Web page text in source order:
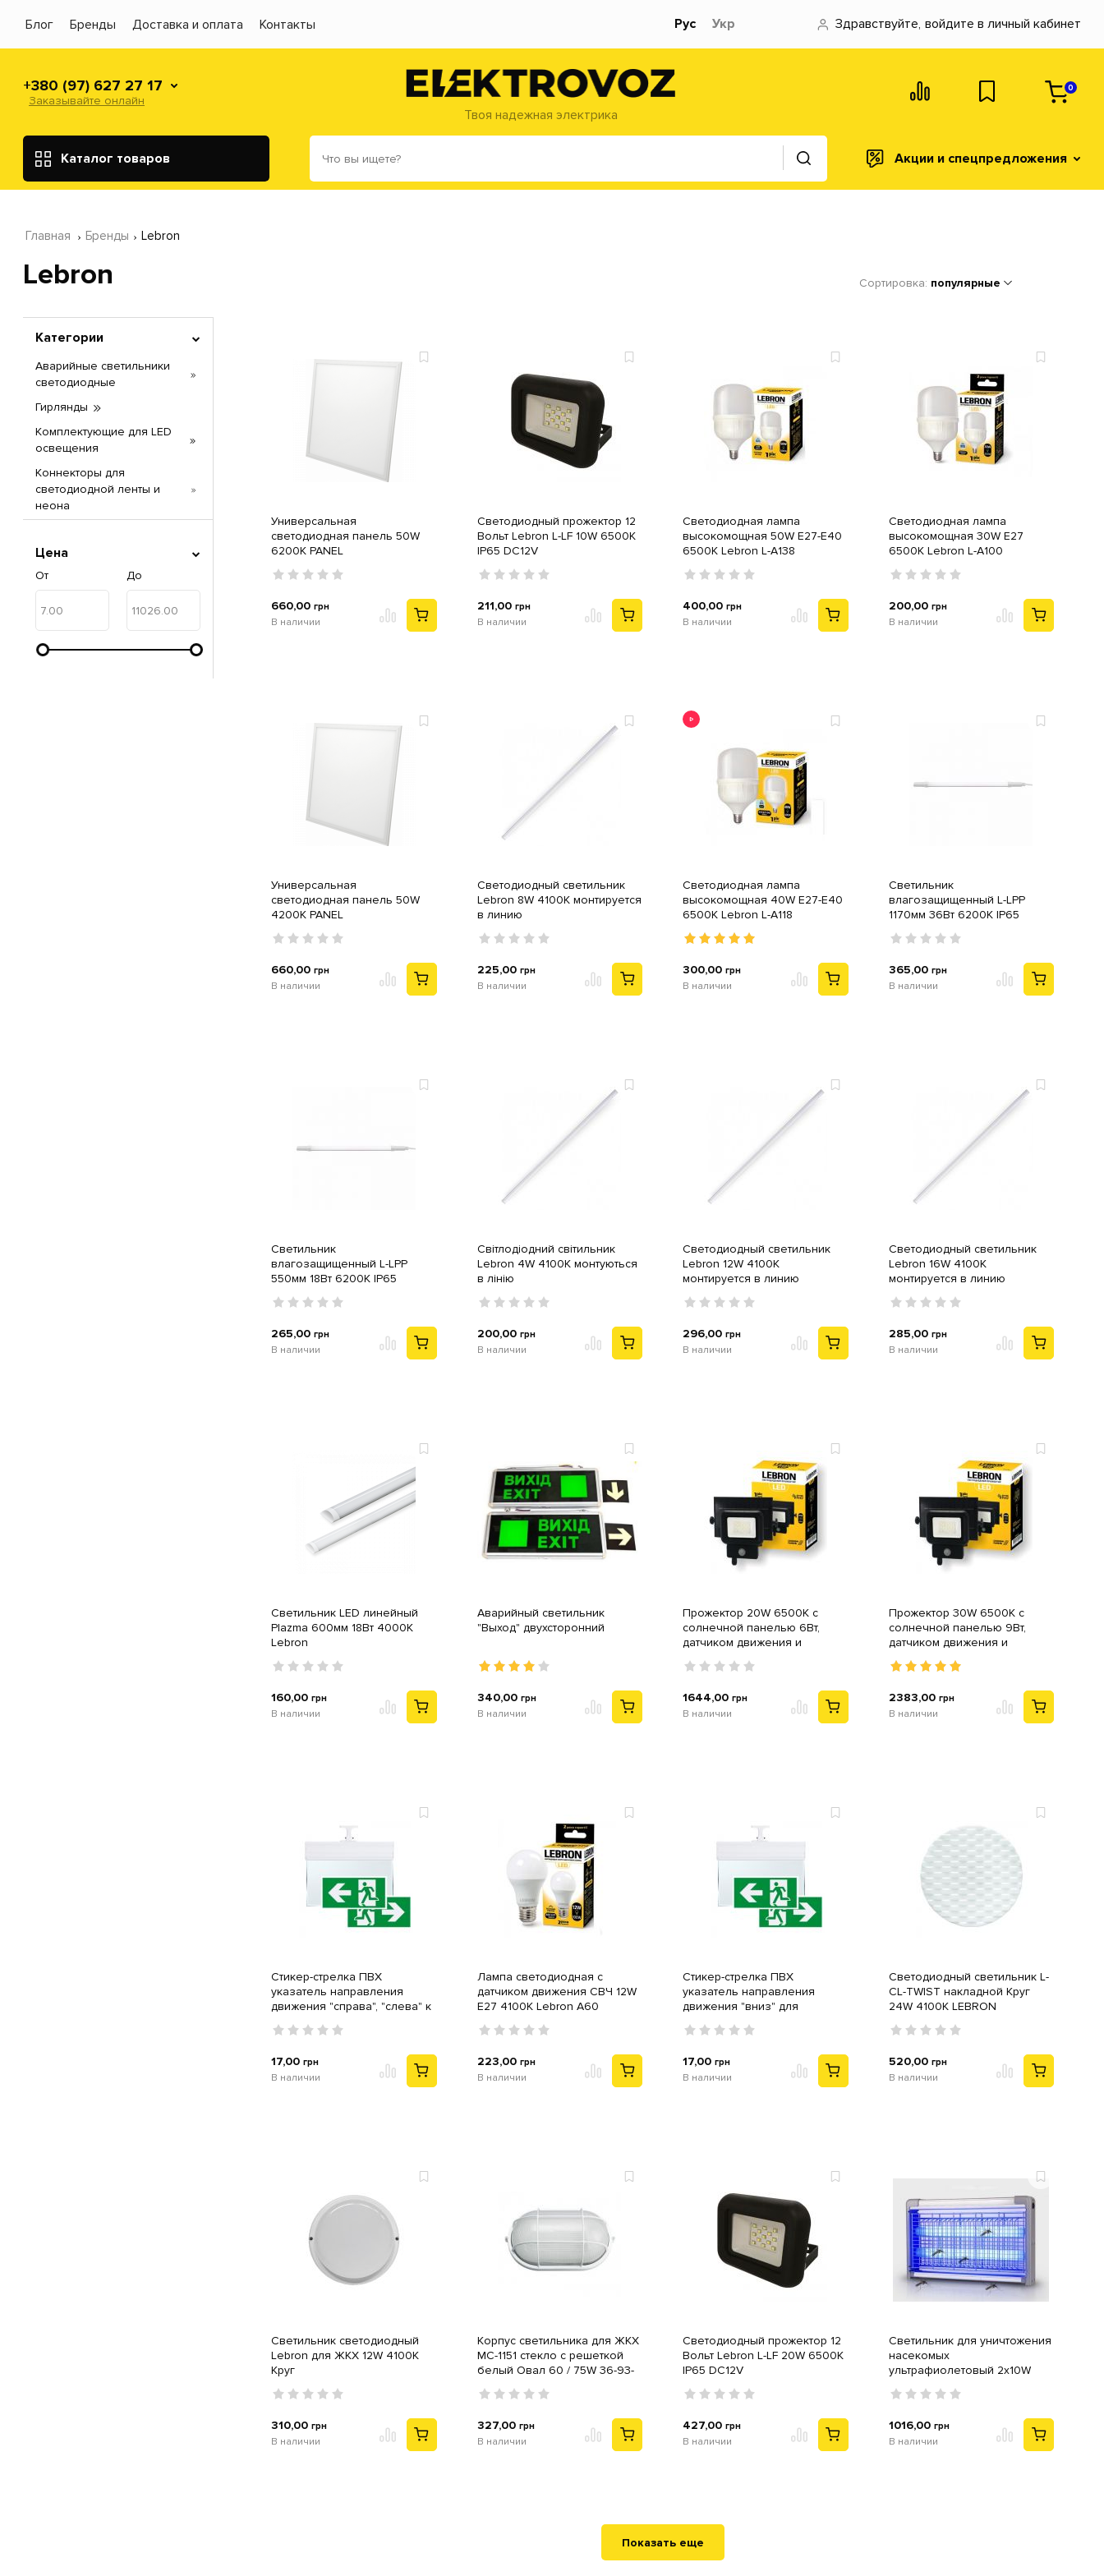
Блог Бренды Доставка и оплата Контакты Рус Укр Здравствуйте, войдите в личный кабинет
+380 (97) 627 27 17
Заказывайте онлайн
Твоя надежная электрика
0
Каталог товаров Акции и спецпредложения
Главная Бренды Lebron
Lebron Сортировка: популярные
Категории
Аварийные светильники
светодиодные
Гирлянды
Комплектующие для LED
освещения
Коннекторы для
светодиодной ленты и
неона
уличные на столб
Лампы светодиодные
Настольные лампы
светодиодные
Цена
От До
Универсальная
светодиодная панель 50W
6200K PANEL
660,00 грн
В наличии
Светодиодный прожектор 12
Вольт Lebron L-LF 10W 6500K
IP65 DC12V
211,00 грн
В наличии
Светодиодная лампа
высокомощная 50W E27-E40
6500K Lebron L-A138
400,00 грн
В наличии
Светодиодная лампа
высокомощная 30W E27
6500K Lebron L-A100
200,00 грн
В наличии
Универсальная
светодиодная панель 50W
4200K PANEL
660,00 грн
В наличии
Светодиодный светильник
Lebron 8W 4100K монтируется
в линию
225,00 грн
В наличии
Светодиодная лампа
высокомощная 40W E27-E40
6500K Lebron L-A118
300,00 грн
В наличии
Светильник
влагозащищенный L-LPP
1170мм 36Вт 6200K IP65
365,00 грн
В наличии
Светильник
влагозащищенный L-LPP
550мм 18Вт 6200K IP65
265,00 грн
В наличии
Світлодіодний світильник
Lebron 4W 4100K монтуються
в лінію
200,00 грн
В наличии
Светодиодный светильник
Lebron 12W 4100K
монтируется в линию
296,00 грн
В наличии
Светодиодный светильник
Lebron 16W 4100K
монтируется в линию
285,00 грн
В наличии
Cветильник LED линейный
Plazma 600мм 18Вт 4000K
Lebron
160,00 грн
В наличии
Аварийный светильник
"Выход" двухсторонний
340,00 грн
В наличии
Прожектор 20W 6500K с
солнечной панелью 6Вт,
датчиком движения и
LF-206Solar
1644,00 грн
В наличии
Прожектор 30W 6500K с
солнечной панелью 9Вт,
датчиком движения и
аккумулятором 3,7V / 7,8Ah LF-
306Solar
2383,00 грн
В наличии
Стикер-стрелка ПВХ
указатель направления
движения "справа", "слева" к
96-32
17,00 грн
В наличии
Лампа светодиодная с
датчиком движения СВЧ 12W
E27 4100K Lebron A60
223,00 грн
В наличии
Стикер-стрелка ПВХ
указатель направления
движения "вниз" для
96-32
17,00 грн
В наличии
Светодиодный светильник L-
CL-TWIST накладной Круг
24W 4100K LEBRON
520,00 грн
В наличии
Светильник светодиодный
Lebron для ЖКХ 12W 4100K
Круг
310,00 грн
В наличии
Корпус светильника для ЖКХ
MC-1151 стекло с решеткой
белый Овал 60 / 75W 36-93-
327,00 грн
В наличии
Светодиодный прожектор 12
Вольт Lebron L-LF 20W 6500K
IP65 DC12V
427,00 грн
В наличии
Светильник для уничтожения
насекомых
ультрафиолетовый 2x10W
1016,00 грн
В наличии
Показать еще